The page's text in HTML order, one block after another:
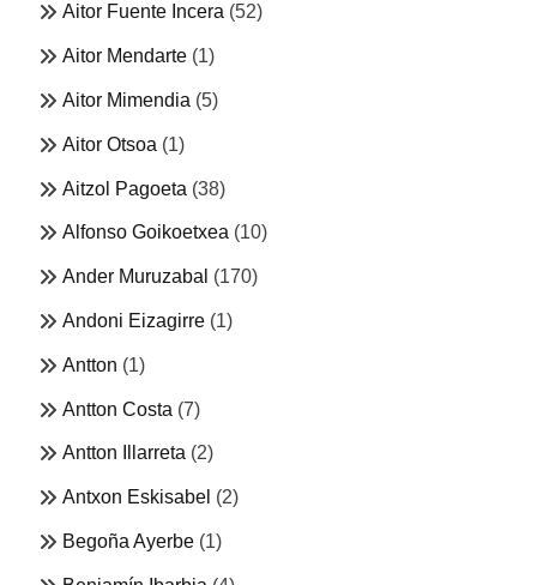
Aitor Fuente Incera (52)
Aitor Mendarte (1)
Aitor Mimendia (5)
Aitor Otsoa (1)
Aitzol Pagoeta (38)
Alfonso Goikoetxea (10)
Ander Muruzabal (170)
Andoni Eizagirre (1)
Antton (1)
Antton Costa (7)
Antton Illarreta (2)
Antxon Eskisabel (2)
Begoña Ayerbe (1)